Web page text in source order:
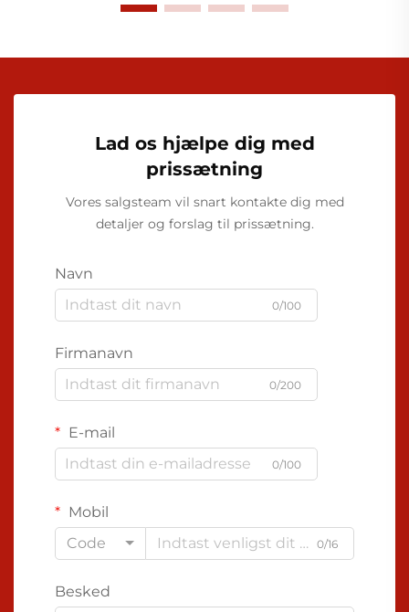
Lad os hjælpe dig med
prissætning
Vores salgsteam vil snart kontakte dig med
detaljer og forslag til prissætning.
Navn
0/100
Firmanavn
0/200
E-mail
0/100
Mobil
Code
0/16
Besked